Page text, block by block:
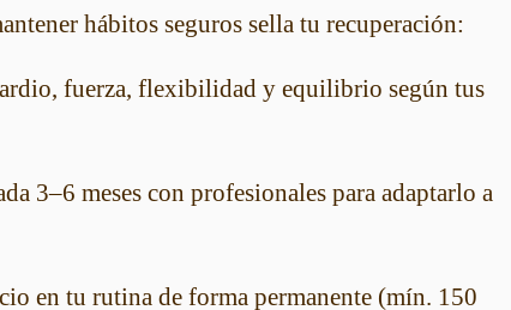
hábitos seguros sella tu recuperación:
fuerza, flexibilidad y equilibrio según tus
3–6 meses con profesionales para adaptarlo a
en tu rutina de forma permanente (mín. 150